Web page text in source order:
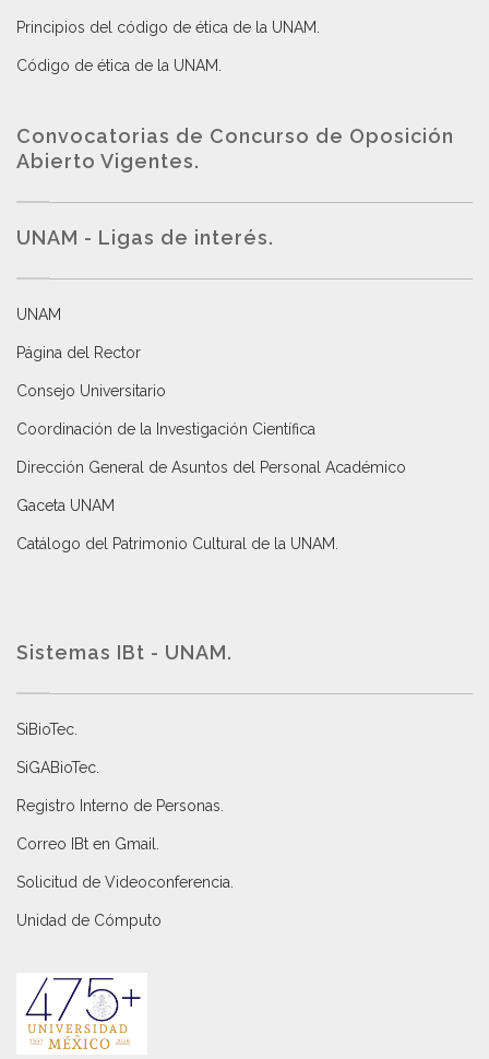
Principios del código de ética de la UNAM
Código de ética de la UNAM
Convocatorias de Concurso de Oposición
Abierto Vigentes.
UNAM - Ligas de interés.
UNAM
Página del Rector
Consejo Universitario
Coordinación de la Investigación Científica
Dirección General de Asuntos del Personal Académico
Gaceta UNAM
Catálogo del Patrimonio Cultural de la UNAM.
Sistemas IBt - UNAM.
SiBioTec
SiGABioTec.
Registro Interno de Personas
Correo IBt en Gmail
Solicitud de Videoconferencia.
Unidad de Cómputo